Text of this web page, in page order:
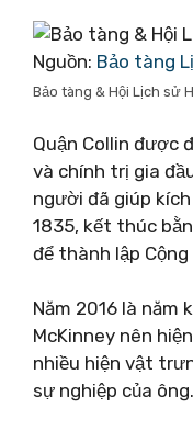
Nguồn: Bảo tàng
Bảo tàng & Hội Lịch sử
Quận Collin được
và chính trị gia
người đã giúp
1835, kết thúc
để thành lập Cộng
Năm 2016 là năm
McKinney nên
nhiều hiện vật
sự nghiệp của ông.